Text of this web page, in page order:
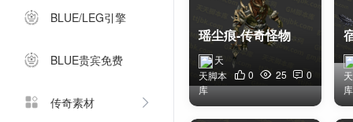
BLUE/LEG引擎
BLUE贵宾免费
传奇素材
天
天脚本
库
0 25 0
库